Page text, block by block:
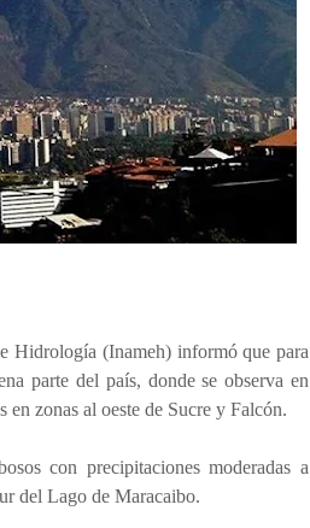
Hidrología (Inameh) informó que para
parte del país, donde se observa en
zonas al oeste de Sucre y Falcón.
con precipitaciones moderadas a
del Lago de Maracaibo.